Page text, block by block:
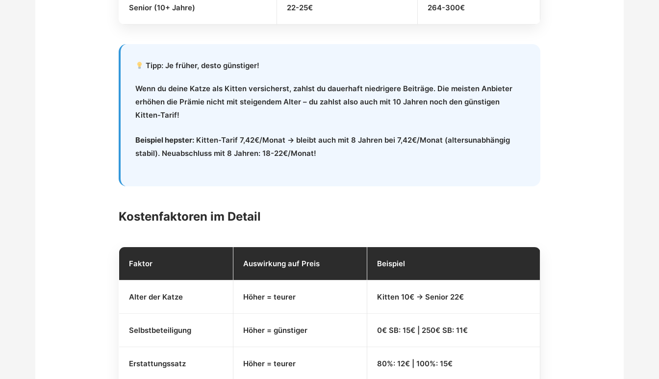
Senior (10+ Jahre) 22-25€ 264-300€
Tipp: Je früher, desto günstiger!
Wenn du deine Katze als Kitten versicherst, zahlst du dauerhaft niedrigere Beiträge. Die meisten Anbieter
erhöhen die Prämie nicht mit steigendem Alter – du zahlst also auch mit 10 Jahren noch den günstigen
Kitten-Tarif!
Beispiel hepster: Kitten-Tarif 7,42€/Monat → bleibt auch mit 8 Jahren bei 7,42€/Monat (altersunabhängig
stabil). Neuabschluss mit 8 Jahren: 18-22€/Monat!
Kostenfaktoren im Detail
Faktor Auswirkung auf Preis Beispiel
Alter der Katze Höher = teurer Kitten 10€ → Senior 22€
Selbstbeteiligung Höher = günstiger 0€ SB: 15€ | 250€ SB: 11€
Erstattungssatz Höher = teurer 80%: 12€ | 100%: 15€